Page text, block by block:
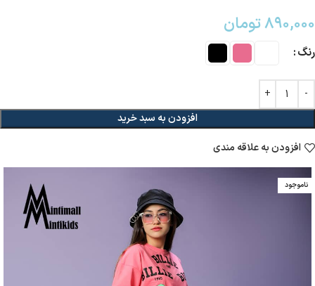
۸۹۰,۰۰۰تومان
رنگ
افزودن به سبد خرید
افزودن به علاقه مندی
ناموجود